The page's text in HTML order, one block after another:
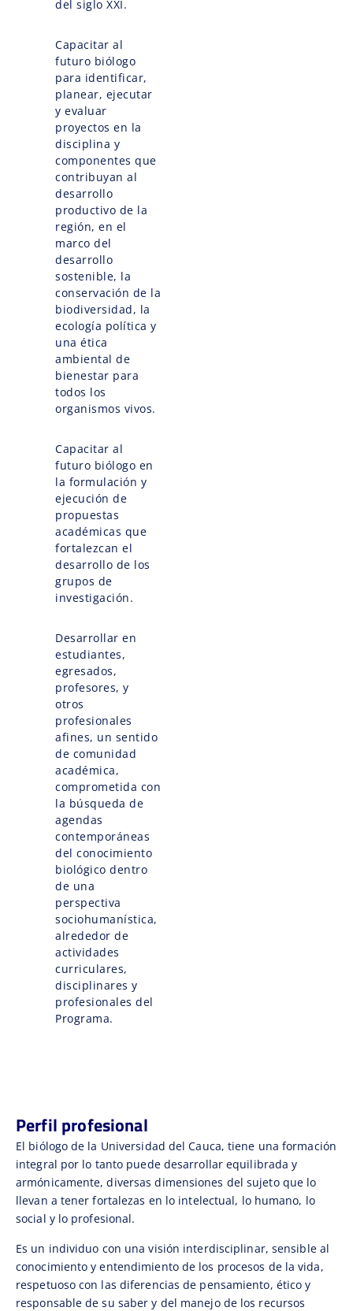
del siglo XXI.
Capacitar al
futuro biólogo
para identificar,
planear, ejecutar
y evaluar
proyectos en la
disciplina y
componentes que
contribuyan al
desarrollo
productivo de la
región, en el
marco del
desarrollo
sostenible, la
conservación de la
biodiversidad, la
ecología política y
una ética
ambiental de
bienestar para
todos los
organismos vivos.
Capacitar al
futuro biólogo en
la formulación y
ejecución de
propuestas
académicas que
fortalezcan el
desarrollo de los
grupos de
investigación.
Desarrollar en
estudiantes,
egresados,
profesores, y
otros
profesionales
afines, un sentido
de comunidad
académica,
comprometida con
la búsqueda de
agendas
contemporáneas
del conocimiento
biológico dentro
de una
perspectiva
sociohumanística,
alrededor de
actividades
curriculares,
disciplinares y
profesionales del
Programa.
Perfil profesional
El biólogo de la Universidad del Cauca, tiene una formación
integral por lo tanto puede desarrollar equilibrada y
armónicamente, diversas dimensiones del sujeto que lo
llevan a tener fortalezas en lo intelectual, lo humano, lo
social y lo profesional.
Es un individuo con una visión interdisciplinar, sensible al
conocimiento y entendimiento de los procesos de la vida,
respetuoso con las diferencias de pensamiento, ético y
responsable de su saber y del manejo de los recursos